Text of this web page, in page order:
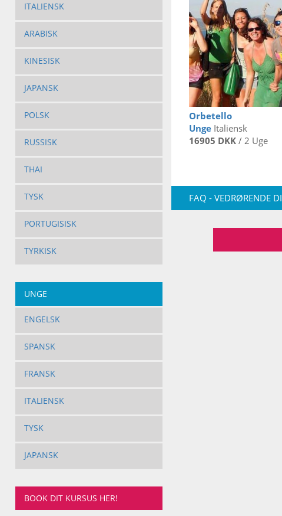
ITALIENSK
ARABISK
KINESISK
JAPANSK
POLSK
RUSSISK
THAI
TYSK
PORTUGISISK
TYRKISK
UNGE
ENGELSK
SPANSK
FRANSK
ITALIENSK
TYSK
JAPANSK
BOOK DIT KURSUS HER!
Orbetello
UngeItaliensk
16905 DKK/ 2 Uge
FAQ - VEDRØRENDE